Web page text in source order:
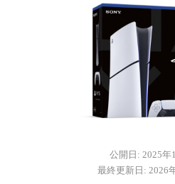
公開日: 2025年
最終更新日: 2026